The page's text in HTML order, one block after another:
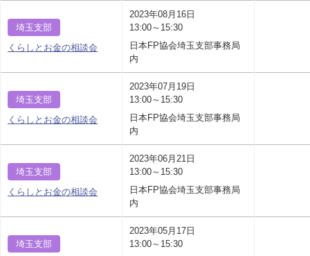
埼玉支部
くらしとお金の相談会
2023年08月16日
13:00～15:30
日本FP協会埼玉支部事務局
内
埼玉支部
くらしとお金の相談会
2023年07月19日
13:00～15:30
日本FP協会埼玉支部事務局
内
埼玉支部
くらしとお金の相談会
2023年06月21日
13:00～15:30
日本FP協会埼玉支部事務局
内
埼玉支部
2023年05月17日
13:00～15:30